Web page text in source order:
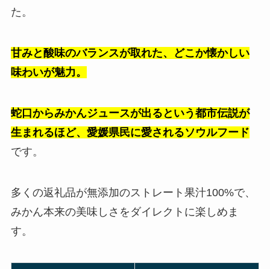
た。
甘みと酸味のバランスが取れた、どこか懐かしい
味わいが魅力。
蛇口からみかんジュースが出るという都市伝説が
生まれるほど、愛媛県民に愛されるソウルフード
です。
多くの返礼品が無添加のストレート果汁100%で、
みかん本来の美味しさをダイレクトに楽しめま
す。